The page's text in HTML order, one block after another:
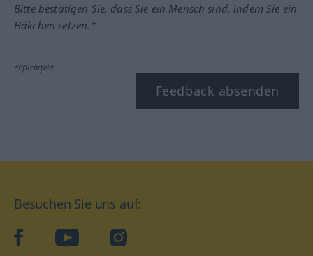
Bitte bestätigen Sie, dass Sie ein Mensch sind, indem Sie ein
Häkchen setzen.*
*Pflichtfeld
Feedback absenden
Besuchen Sie uns auf:
facebookYouTube Instagram